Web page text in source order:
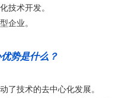
技术开发。
企业。
势是什么？
了技术的去中心化发展。